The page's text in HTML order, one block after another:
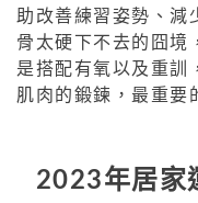
助改善練習姿勢、減
骨太硬下不去的囧境
是搭配有氧以及重訓
肌肉的鍛鍊，最重要
2023年居家